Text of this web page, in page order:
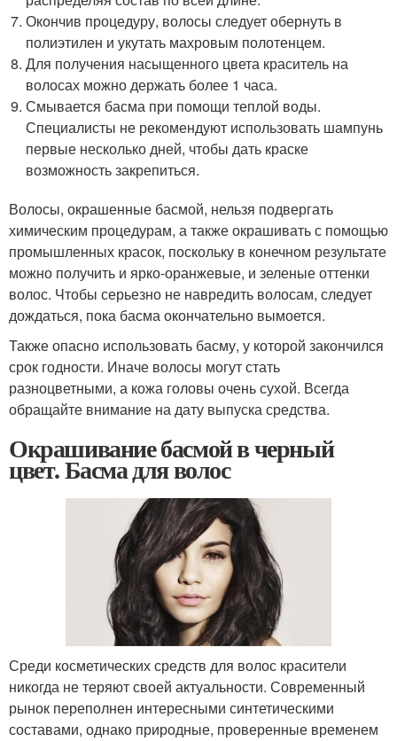
Окончив процедуру, волосы следует обернуть в
полиэтилен и укутать махровым полотенцем.
Для получения насыщенного цвета краситель на
волосах можно держать более 1 часа.
Смывается басма при помощи теплой воды.
Специалисты не рекомендуют использовать шампунь
первые несколько дней, чтобы дать краске
возможность закрепиться.
Волосы, окрашенные басмой, нельзя подвергать
химическим процедурам, а также окрашивать с помощью
промышленных красок, поскольку в конечном результате
можно получить и ярко-оранжевые, и зеленые оттенки
волос. Чтобы серьезно не навредить волосам, следует
дождаться, пока басма окончательно вымоется.
Также опасно использовать басму, у которой закончился
срок годности. Иначе волосы могут стать
разноцветными, а кожа головы очень сухой. Всегда
обращайте внимание на дату выпуска средства.
Окрашивание басмой в черный
цвет. Басма для волос
Среди косметических средств для волос красители
никогда не теряют своей актуальности. Современный
рынок переполнен интересными синтетическими
составами, однако природные, проверенные временем